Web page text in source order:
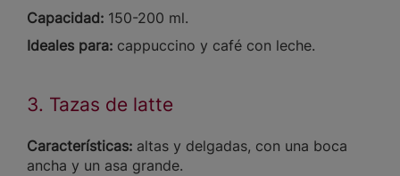
Capacidad: 150-200 ml.
Ideales para: cappuccino y café con leche.
3. Tazas de latte
Características: altas y delgadas, con una boca
ancha y un asa grande.